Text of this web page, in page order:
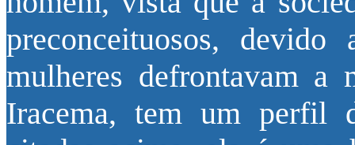
preconceituosos, devido
mulheres defrontavam a
Iracema, tem um perfil